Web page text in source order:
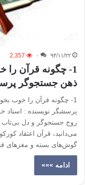
۹۴/۱۱/۲۲ ۰ 2,357
1- چگونه قرآن را
ذهن جستجوگر
1- چگونه قرآن را خوب
پرسشگر نویسنده : استاد
روح جستجوگر و دل بی‌تاب
می‌دانید، قرآن اعتقاد
گوش‌های بسته و مغزهای
ادامه »»»